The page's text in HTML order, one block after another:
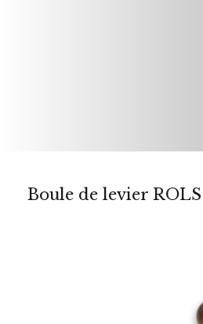
Boule de levier